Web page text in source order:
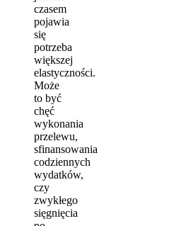
czasem
pojawia
się
potrzeba
większej
elastyczności.
Może
to być
chęć
wykonania
przelewu,
sfinansowania
codziennych
wydatków,
czy
zwykłego
sięgnięcia